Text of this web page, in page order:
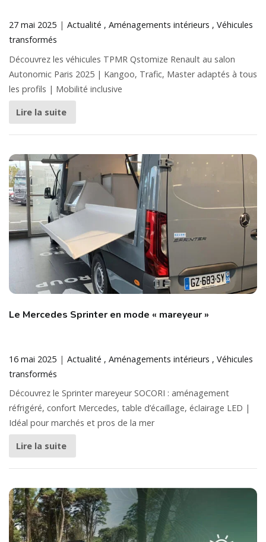
27 mai 2025 Actualité Aménagements intérieurs
Véhicules
transformés
Découvrez les véhicules TPMR Qstomize Renault au salon
Autonomic Paris 2025 | Kangoo, Trafic, Master adaptés à tous
les profils | Mobilité inclusive
Lire la suite
Le Mercedes Sprinter en mode « mareyeur »
16 mai 2025 Actualité Aménagements intérieurs
Véhicules
transformés
Découvrez le Sprinter mareyeur SOCORI : aménagement
réfrigéré, confort Mercedes, table d’écaillage, éclairage LED |
Idéal pour marchés et pros de la mer
Lire la suite